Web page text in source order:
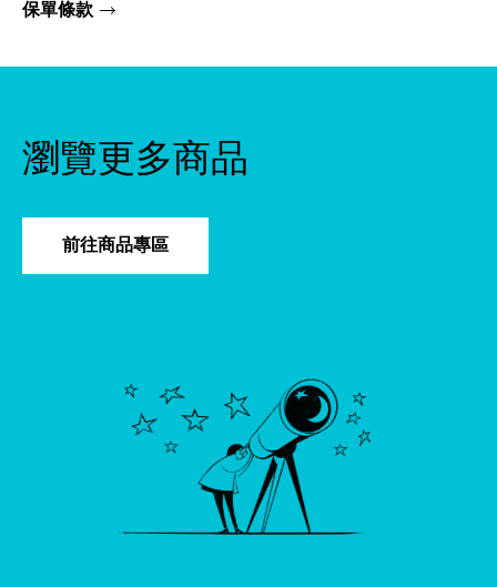
保單條款
瀏覽更多商品
前往商品專區